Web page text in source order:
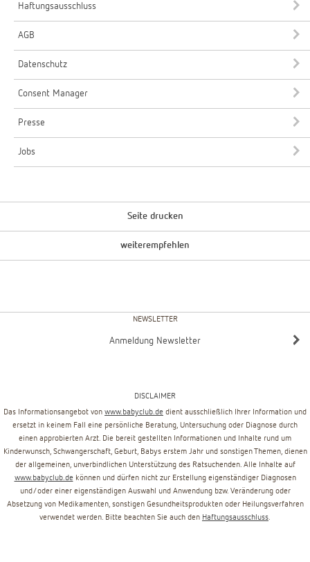
Haftungsausschluss
AGB
Datenschutz
Consent Manager
Presse
Jobs
Seite drucken
weiterempfehlen
NEWSLETTER
Anmeldung Newsletter
DISCLAIMER
Das Informationsangebot von www.babyclub.de dient ausschließlich Ihrer Information und
ersetzt in keinem Fall eine persönliche Beratung, Untersuchung oder Diagnose durch
einen approbierten Arzt. Die bereit gestellten Informationen und Inhalte rund um
Kinderwunsch, Schwangerschaft, Geburt, Babys erstem Jahr und sonstigen Themen, dienen
der allgemeinen, unverbindlichen Unterstützung des Ratsuchenden. Alle Inhalte auf
www.babyclub.de können und dürfen nicht zur Erstellung eigenständiger Diagnosen
und/oder einer eigenständigen Auswahl und Anwendung bzw. Veränderung oder
Absetzung von Medikamenten, sonstigen Gesundheitsprodukten oder Heilungsverfahren
verwendet werden. Bitte beachten Sie auch den Haftungsausschluss.